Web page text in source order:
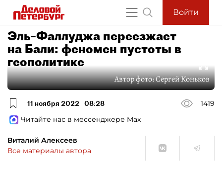
Войти
Эль–Фаллуджа переезжает
на Бали: феномен пустоты в
геополитике
Автор фото:Сергей Коньков
11 ноября 2022 08:28
1419
Читайте нас в мессенджере Max
Виталий Алексеев
Все материалы автора